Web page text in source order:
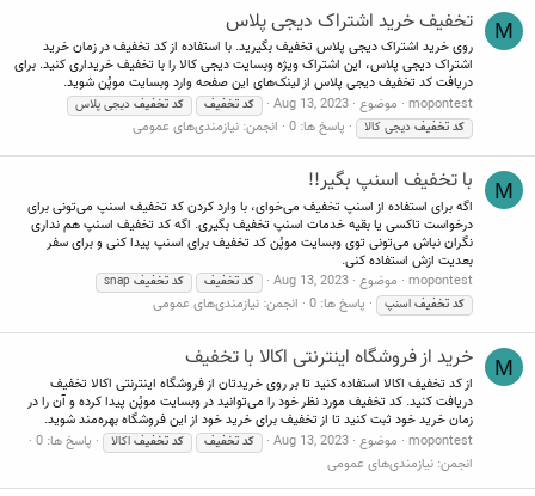
M تخفیف خرید اشتراک دیجی پلاس
روی خرید اشتراک دیجی پلاس تخفیف بگیرید. با استفاده از کد تخفیف در زمان خرید
اشتراک دیجی پلاس، این اشتراک ویژه وبسایت دیجی کالا را با تخفیف خریداری کنید. برای
دریافت کد تخفیف دیجی پلاس از لینک‌های این صفحه وارد وبسایت موپُن شوید.
mopontest موضوع Aug 13, 2023 کد تخفیف کد تخفیف دیجی پلاس
کد تخفیف دیجی کالا پاسخ ها: 0 انجمن: نیازمندی‌های عمومی
M با تخفیف اسنپ بگیر!!
اگه برای استفاده از اسنپ تخفیف می‌خوای، با وارد کردن کد تخفیف اسنپ می‌تونی برای
درخواست تاکسی یا بقیه خدمات اسنپ تخفیف بگیری. اگه کد تخفیف اسنپ هم نداری
نگران نباش می‌تونی توی وبسایت موپُن کد تخفیف برای اسنپ پیدا کنی و برای سفر
بعدیت ازش استفاده کنی.
mopontest موضوع Aug 13, 2023 کد تخفیف کد تخفیف
کد تخفیف اسنپ پاسخ ها: 0 انجمن: نیازمندی‌های عمومی
M خرید از فروشگاه اینترنتی اکالا با تخفیف
از کد تخفیف اکالا استفاده کنید تا بر روی خریدتان از فروشگاه اینترنتی اکالا تخفیف
دریافت کنید. کد تخفیف مورد نظر خود را می‌توانید در وبسایت موپُن پیدا کرده و آن را در
زمان خرید خود ثبت کنید تا از تخفیف برای خرید خود از این فروشگاه بهره‌مند شوید.
mopontest موضوع Aug 13, 2023 کد تخفیف کد تخفیف اکالا
پاسخ ها: 0
انجمن: نیازمندی‌های عمومی